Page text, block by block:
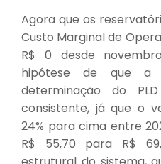
Agora que os
Custo Marginal de
R$ 0 desde
hipótese de que a
determinação do
consistente, já que o
24% para cima entre
R$ 55,70 para R$